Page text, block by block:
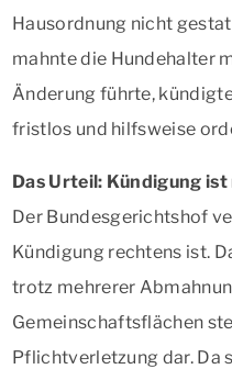
Hausordnung nicht
mahnte die Hundehalter
Änderung führte,
fristlos und hilfsweise
Das Urteil: Kündigung
Der Bundesgerichtshof
Kündigung rechtens ist.
trotz mehrerer
Gemeinschaftsflächen
Pflichtverletzung dar. Da